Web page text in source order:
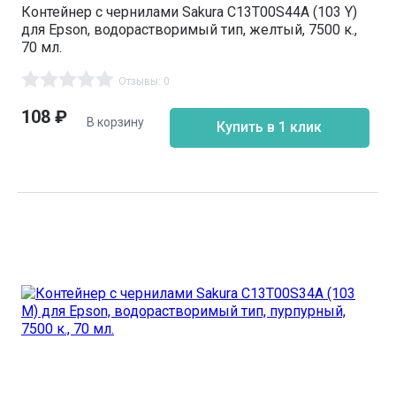
Контейнер с чернилами Sakura C13T00S44A (103 Y)
для Epson, водорастворимый тип, желтый, 7500 к.,
70 мл.
Отзывы: 0
108 ₽ В корзину Купить в 1 клик